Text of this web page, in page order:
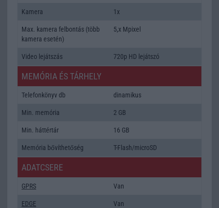
Kamera 1x
Max. kamera felbontás (több
kamera esetén)
5,x Mpixel
Video lejátszás 720p HD lejátszó
MEMÓRIA ÉS TÁRHELY
Telefonkönyv db dinamikus
Min. memória 2 GB
Min. háttértár 16 GB
Memória bővíthetőség T-Flash/microSD
ADATCSERE
GPRS Van
EDGE Van